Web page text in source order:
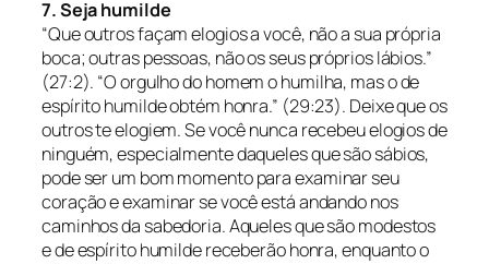
7. Seja humilde
“Que outros façam elogios a você, não a sua própria
boca; outras pessoas, não os seus próprios lábios.”
(27:2). “O orgulho do homem o humilha, mas o de
espírito humilde obtém honra.” (29:23). Deixe que os
outros te elogiem. Se você nunca recebeu elogios de
ninguém, especialmente daqueles que são sábios,
pode ser um bom momento para examinar seu
coração e examinar se você está andando nos
caminhos da sabedoria. Aqueles que são modestos
e de espírito humilde receberão honra, enquanto o